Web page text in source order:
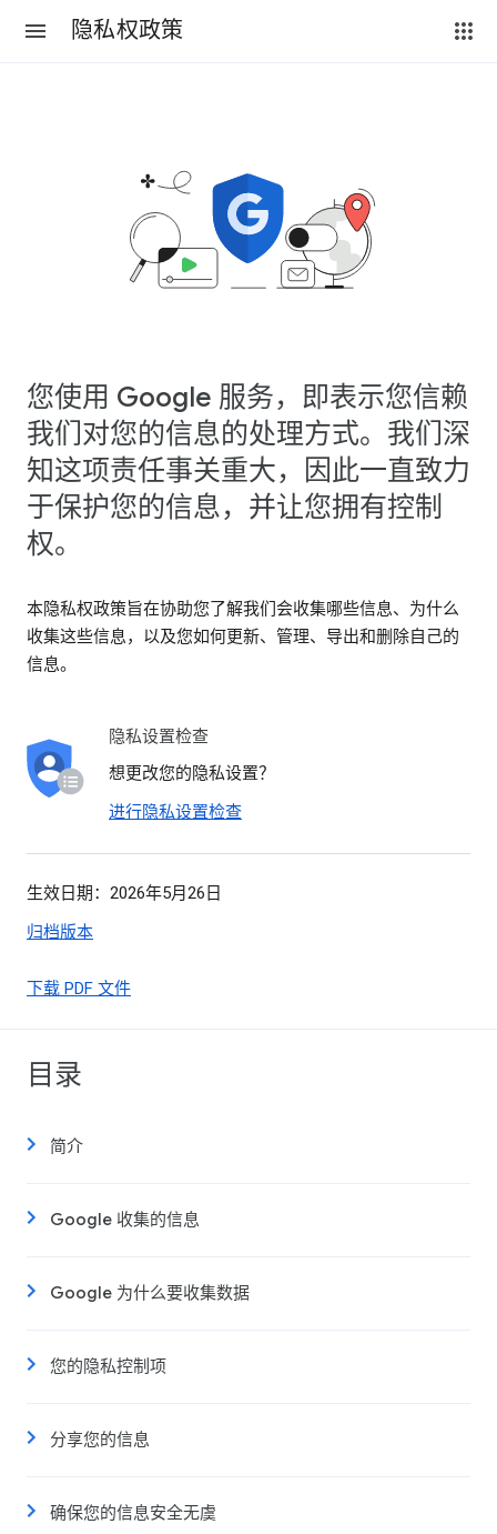
隐私权政策
您使用 Google 服务，即表示您信赖
我们对您的信息的处理方式。我们深
知这项责任事关重大，因此一直致力
于保护您的信息，并让您拥有控制
权。
本隐私权政策旨在协助您了解我们会收集哪些信息、为什么
收集这些信息，以及您如何更新、管理、导出和删除自己的
信息。
隐私设置检查
想更改您的隐私设置？
进行隐私设置检查
生效日期：2026年5月26日
归档版本
下载 PDF 文件
目录
简介
Google 收集的信息
Google 为什么要收集数据
您的隐私控制项
分享您的信息
确保您的信息安全无虞